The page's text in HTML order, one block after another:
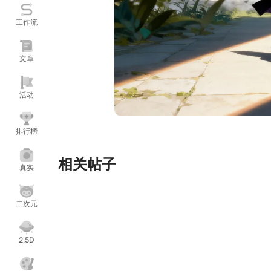
工作流
文章
活动
排行榜
真实
二次元
2.5D
相关帖子